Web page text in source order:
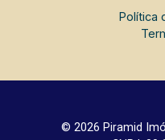
Política
© 2026 Piramid